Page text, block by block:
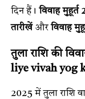
दिन हैं।विवाह मुहूर्त
तारीखेंऔरविवाह
तुला राशि की
liye vivah yog
2025 में तुला राशि